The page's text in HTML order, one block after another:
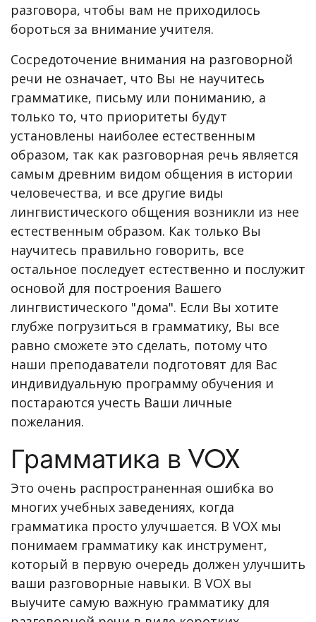
разговора, чтобы вам не приходилось
бороться за внимание учителя.
Сосредоточение внимания на разговорной
речи не означает, что Вы не научитесь
грамматике, письму или пониманию, а
только то, что приоритеты будут
установлены наиболее естественным
образом, так как разговорная речь является
самым древним видом общения в истории
человечества, и все другие виды
лингвистического общения возникли из нее
естественным образом. Как только Вы
научитесь правильно говорить, все
остальное последует естественно и послужит
основой для построения Вашего
лингвистического "дома". Если Вы хотите
глубже погрузиться в грамматику, Вы все
равно сможете это сделать, потому что
наши преподаватели подготовят для Вас
индивидуальную программу обучения и
постараются учесть Ваши личные
пожелания.
Грамматика в VOX
Это очень распространенная ошибка во
многих учебных заведениях, когда
грамматика просто улучшается. В VOX мы
понимаем грамматику как инструмент,
который в первую очередь должен улучшить
ваши разговорные навыки. В VOX вы
выучите самую важную грамматику для